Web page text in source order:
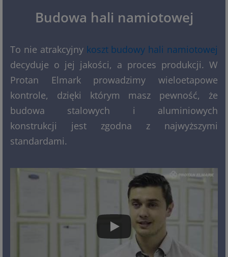
Budowa hali namiotowej
To nie atrakcyjny koszt budowy hali namiotowej
decyduje o jej jakości, a proces produkcji. W
Protan Elmark prowadzimy wieloetapowe
kontrole, dzięki którym masz pewność, że
budowa stalowych i aluminiowych
konstrukcji jest zgodna z najwyższymi
standardami.